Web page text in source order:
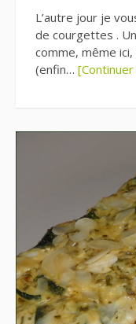
L’autre jour je
de courgettes .
comme, même
(enfin…